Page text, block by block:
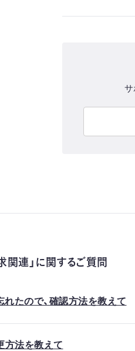
関連」に関するご質問
れたので、確認方法を教えて
方法を教えて